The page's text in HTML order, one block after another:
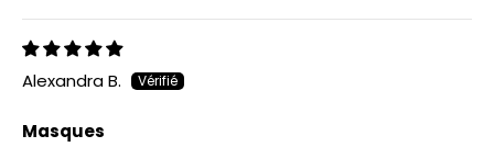
Alexandra B.
Masques